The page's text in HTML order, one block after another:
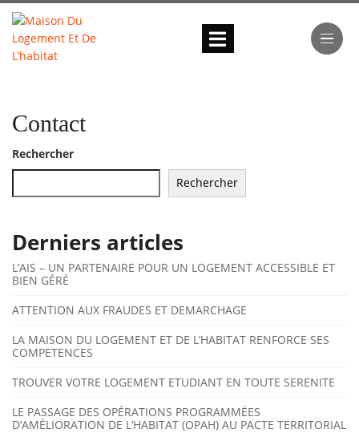
Contact
Rechercher
Rechercher
Derniers articles
L’AIS – UN PARTENAIRE POUR UN LOGEMENT ACCESSIBLE ET
BIEN GÉRÉ
ATTENTION AUX FRAUDES ET DEMARCHAGE
LA MAISON DU LOGEMENT ET DE L’HABITAT RENFORCE SES
COMPETENCES
TROUVER VOTRE LOGEMENT ETUDIANT EN TOUTE SERENITE
LE PASSAGE DES OPÉRATIONS PROGRAMMÉES
D’AMÉLIORATION DE L’HABITAT (OPAH) AU PACTE TERRITORIAL